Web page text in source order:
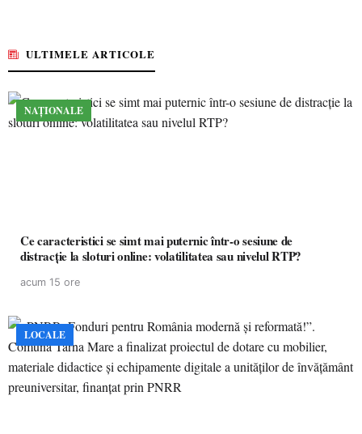
ULTIMELE ARTICOLE
NAȚIONALE
Ce caracteristici se simt mai puternic într-o sesiune de
distracție la sloturi online: volatilitatea sau nivelul RTP?
acum 15 ore
LOCALE